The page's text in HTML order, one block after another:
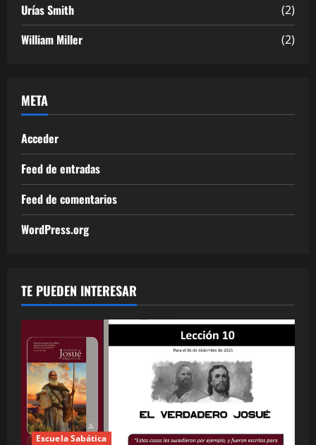
Urías Smith (2)
William Miller (2)
META
Acceder
Feed de entradas
Feed de comentarios
WordPress.org
TE PUEDEN INTERESAR
Escuela Sabática